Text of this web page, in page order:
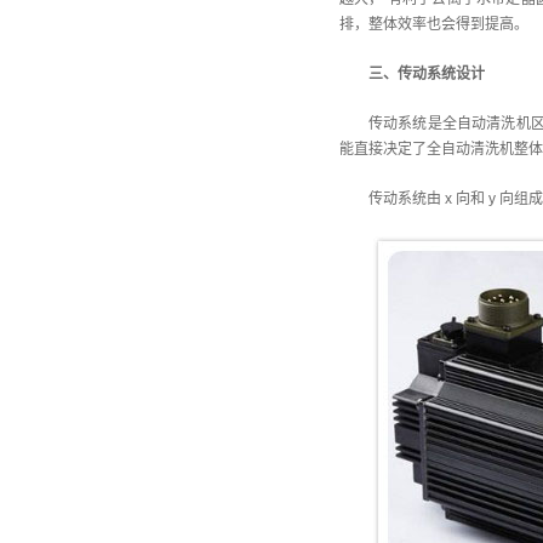
排，整体效率也会得到提高。
三、传动系统设计
传动系统是全自动清洗机
能直接决定了全自动清洗机整
传动系统由 x 向和 y 向组